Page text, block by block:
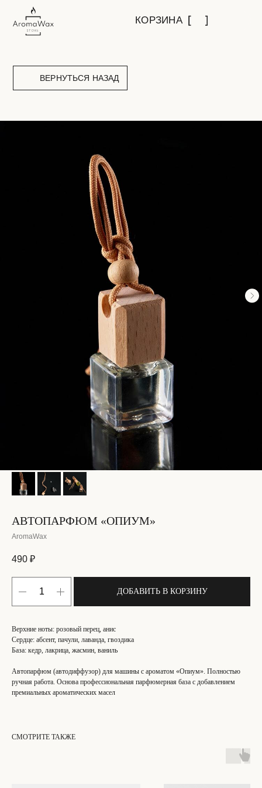
АВТОПАРФЮМ «ОПИУМ»
AromaWax
490 ₽
ДОБАВИТЬ В КОРЗИНУ
Верхние ноты: розовый перец, анис
Сердце: абсент, пачули, лаванда, гвоздика
База: кедр, лакрица, жасмин, ваниль
Автопарфюм (автодиффузор) для машины с ароматом «Опиум». Полностью
ручная работа. Основа профессиональная парфюмерная база с добавлением
премиальных ароматических масел
СМОТРИТЕ ТАКЖЕ